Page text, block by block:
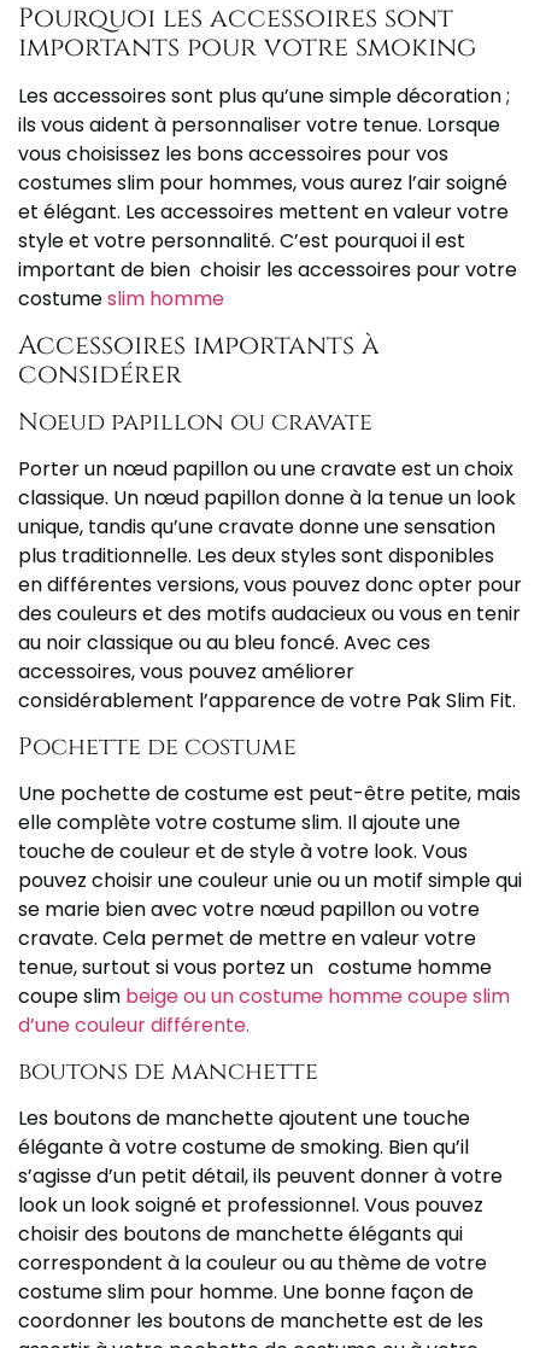
Pourquoi les accessoires sont
importants pour votre smoking
Les accessoires sont plus qu’une simple décoration ;
ils vous aident à personnaliser votre tenue. Lorsque
vous choisissez les bons accessoires pour vos
costumes slim pour hommes, vous aurez l’air soigné
et élégant. Les accessoires mettent en valeur votre
style et votre personnalité. C’est pourquoi il est
important de bien choisir les accessoires pour votre
costumeslim homme
Accessoires importants à
considérer
Noeud papillon ou cravate
Porter un nœud papillon ou une cravate est un choix
classique. Un nœud papillon donne à la tenue un look
unique, tandis qu’une cravate donne une sensation
plus traditionnelle. Les deux styles sont disponibles
en différentes versions, vous pouvez donc opter pour
des couleurs et des motifs audacieux ou vous en tenir
au noir classique ou au bleu foncé. Avec ces
accessoires, vous pouvez améliorer
considérablement l’apparence de votre Pak Slim Fit.
Pochette de costume
Une pochette de costume est peut-être petite, mais
elle complète votre costume slim. Il ajoute une
touche de couleur et de style à votre look. Vous
pouvez choisir une couleur unie ou un motif simple qui
se marie bien avec votre nœud papillon ou votre
cravate. Cela permet de mettre en valeur votre
tenue, surtout si vous portez un costume homme
coupe slim beige ou un costume homme coupe slim
d’une couleur différente.
boutons de manchette
Les boutons de manchette ajoutent une touche
élégante à votre costume de smoking. Bien qu’il
s’agisse d’un petit détail, ils peuvent donner à votre
look un look soigné et professionnel. Vous pouvez
choisir des boutons de manchette élégants qui
correspondent à la couleur ou au thème de votre
costume slim pour homme. Une bonne façon de
coordonner les boutons de manchette est de les